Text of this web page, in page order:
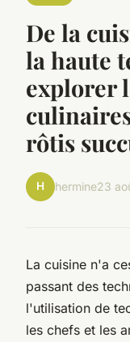
De la
la haute
explorer
rôtis
H hermine23
La cuisine n'a
passant des
l'utilisation de
les chefs et les